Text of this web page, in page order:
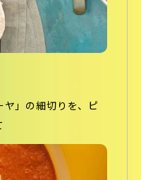
ヤ」の細切りを、ピ